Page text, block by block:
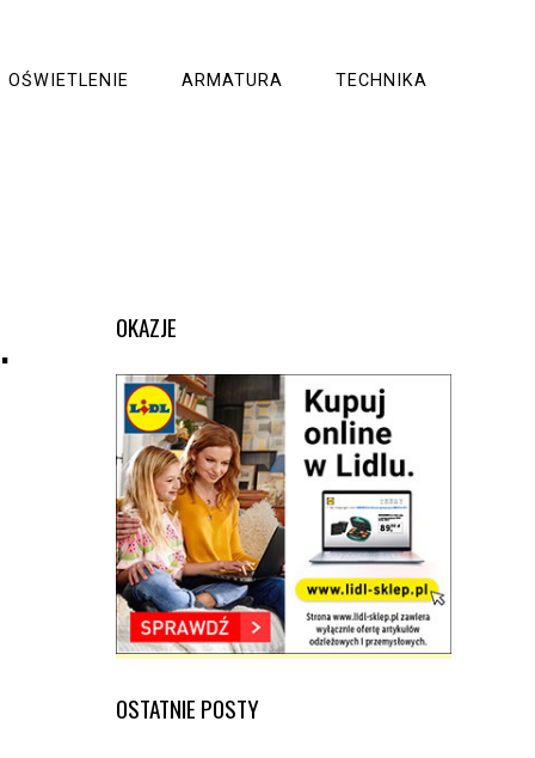
OŚWIETLENIE ARMATURA TECHNIKA
OKAZJE
OSTATNIE POSTY